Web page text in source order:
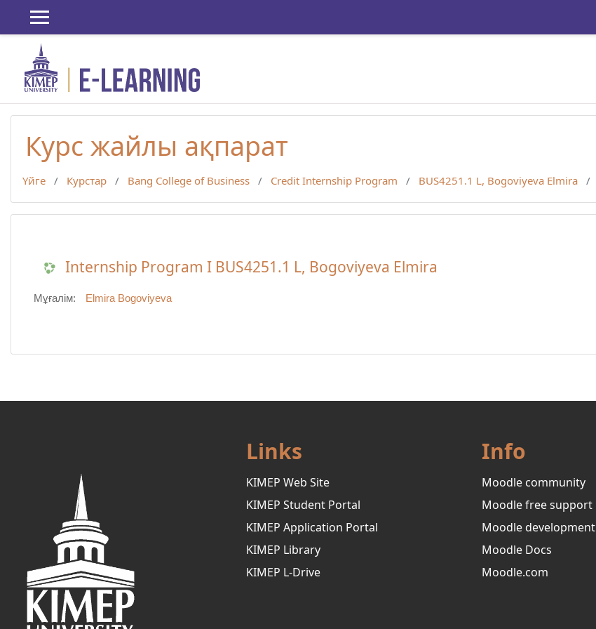
Негізгі мазмұнға
Курс жайлы ақпарат
Үйге Курстар Bang College of Business Credit Internship Program BUS4251.1 L, Bogoviyeva Elmira
Internship Program I BUS4251.1 L, Bogoviyeva Elmira
Мұғалім: Elmira Bogoviyeva
Links
KIMEP Web Site
KIMEP Student Portal
KIMEP Application Portal
KIMEP Library
KIMEP L-Drive
Info
Moodle community
Moodle free support
Moodle development
Moodle Docs
Moodle.com